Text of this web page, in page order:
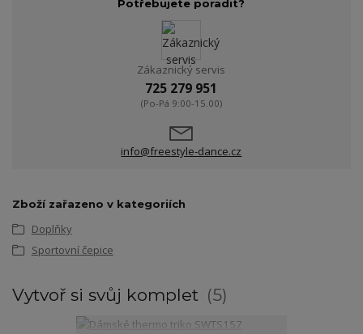
Potřebujete poradit?
Zákaznický servis
725 279 951
(Po-Pá 9:00-15.00)
info@freestyle-dance.cz
Zboží zařazeno v kategoriích
Doplňky
Sportovní čepice
Vytvoř si svůj komplet 5